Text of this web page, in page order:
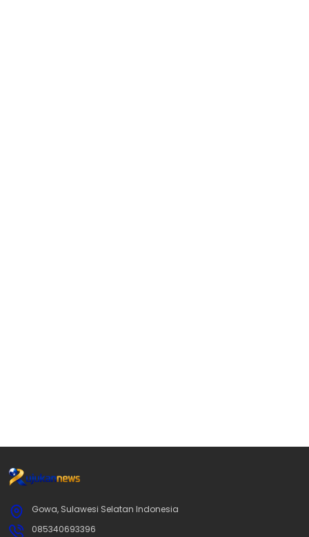
Gowa, Sulawesi Selatan Indonesia
085340693396